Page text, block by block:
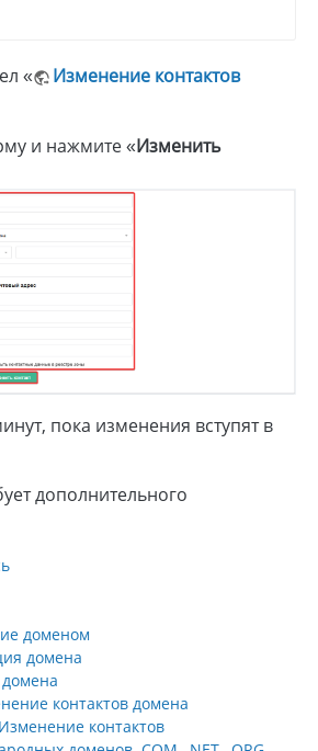
доменом
домена
контактов домена
контактов
«
Изменение контактов
и нажмите «Изменить
пока изменения вступят в
дополнительного